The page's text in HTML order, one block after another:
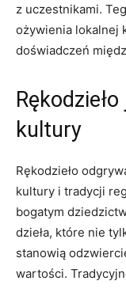
z uczestnikami.
ożywienia lokalnej
doświadczeń
kultury
Rękodzieło
kultury i tradycji
bogatym
dzieła, które nie
stanowią
wartości.